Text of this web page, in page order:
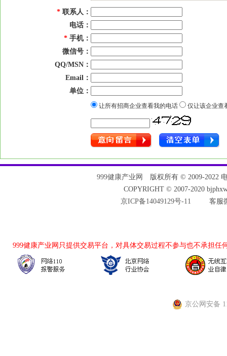
* 联系人：
电话：
* 手机：
微信号：
QQ/MSN：
Email：
单位：
让所有招商企业查看我的电话 仅让该企业查
999健康产业网
版权所有 © 2009-2022 电
COPYRIGHT © 2007-2020
京ICP备14049129号-11
客服
999健康产业网 只提供交易平台，对具体交易过程不参与也不承担
京公网安备